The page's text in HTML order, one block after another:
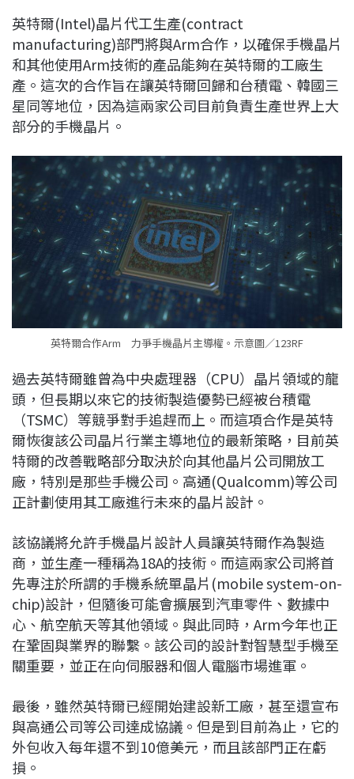
b
o
o
k
a
d
s
e
d
I
n
L
i
n
k
英特爾(Intel)晶片代工生產(contract
manufacturing)部門將與Arm合作，以確保手機晶片
和其他使用Arm技術的產品能夠在英特爾的工廠生
產。這次的合作旨在讓英特爾回歸和台積電、韓國三
星同等地位，因為這兩家公司目前負責生產世界上大
部分的手機晶片。
英特爾合作Arm 力爭手機晶片主導權。示意圖／123RF
過去英特爾雖曾為中央處理器（CPU）晶片領域的龍
頭，但長期以來它的技術製造優勢已經被台積電
（TSMC）等競爭對手追趕而上。而這項合作是英特
爾恢復該公司晶片行業主導地位的最新策略，目前英
特爾的改善戰略部分取決於向其他晶片公司開放工
廠，特別是那些手機公司。高通(Qualcomm)等公司
正計劃使用其工廠進行未來的晶片設計。
該協議將允許手機晶片設計人員讓英特爾作為製造
商，並生產一種稱為18A的技術。而這兩家公司將首
先專注於所謂的手機系統單晶片(mobile system-on-
chip)設計，但隨後可能會擴展到汽車零件、數據中
心、航空航天等其他領域。與此同時，Arm今年也正
在鞏固與業界的聯繫。該公司的設計對智慧型手機至
關重要，並正在向伺服器和個人電腦市場進軍。
最後，雖然英特爾已經開始建設新工廠，甚至還宣布
與高通公司等公司達成協議。但是到目前為止，它的
外包收入每年還不到10億美元，而且該部門正在虧
損。